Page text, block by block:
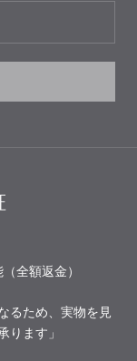
全額返金）
るため、実物を見
ります」